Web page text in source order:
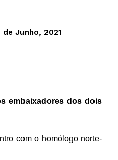
de Junho, 2021
embaixadores dos dois
com o homólogo norte-